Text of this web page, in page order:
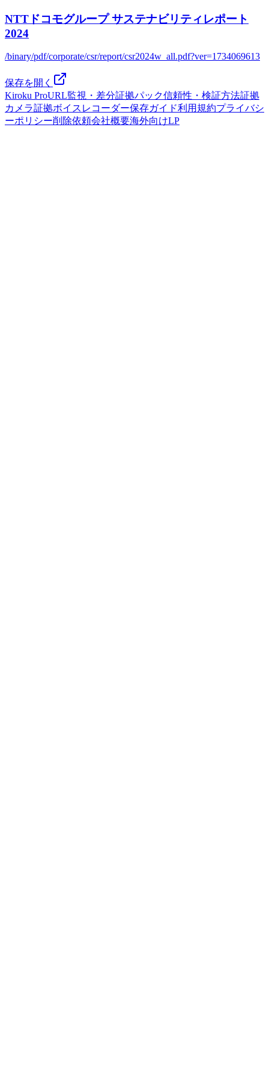
NTTドコモグループ サステナビリティレポート
2024
/binary/pdf/corporate/csr/report/csr2024w_all.pdf?ver=1734069613
保存を開く
Kiroku ProURL監視・差分証拠パック信頼性・検証方法証拠
カメラ証拠ボイスレコーダー保存ガイド利用規約プライバシ
ーポリシー削除依頼会社概要海外向けLP